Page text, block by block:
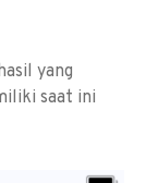
yang
saat ini